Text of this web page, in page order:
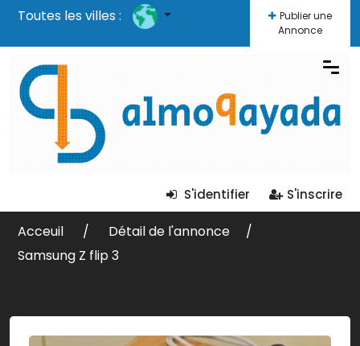
Toutes les villes :
Publier une
Annonce
S'identifier S'inscrire
Acceuil
Détail de l'annonce
Samsung Z flip 3